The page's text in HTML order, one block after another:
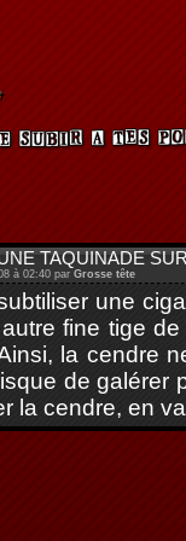
TAQUINADE
à 02:40 par Grosse tête
une
fine tige
la cendre
de galérer
la cendre, en